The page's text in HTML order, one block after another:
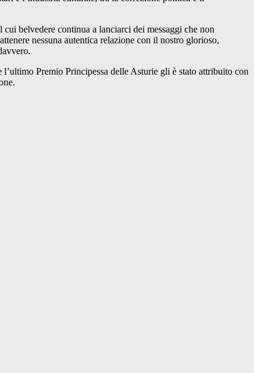
belvedere continua a lanciarci dei messaggi che non
nessuna autentica relazione con il nostro glorioso,
Premio Principessa delle Asturie gli è stato attribuito con